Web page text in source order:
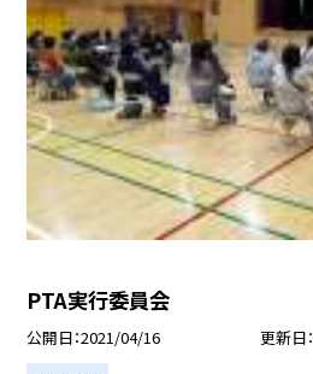
PTA実行委員会
公開日 2021/04/16 更新日